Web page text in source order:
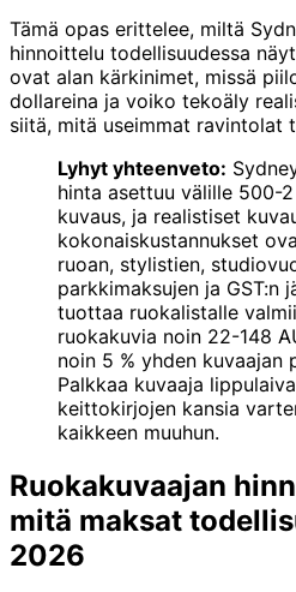
Tämä opas erittelee, miltä
hinnoittelu todellisuudessa
ovat alan kärkinimet, missä
dollareina ja voiko tekoäly
siitä, mitä useimmat ravintolat
Lyhyt yhteenveto:
hinta asettuu välille 500-
kuvaus, ja realistiset
kokonaiskustannukset
ruoan, stylistien,
parkkimaksujen ja GST:n
tuottaa ruokalistalle
ruokakuvia noin 22-148
noin 5 % yhden kuvaajan
Palkkaa kuvaaja
keittokirjojen kansia
kaikkeen muuhun.
Ruokakuvaajan
mitä maksat
2026